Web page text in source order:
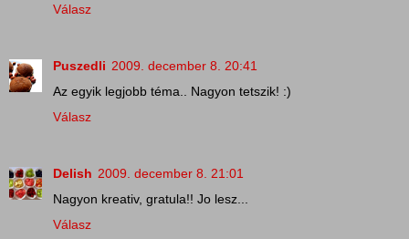
Válasz
Puszedli 2009. december 8. 20:41
Az egyik legjobb téma.. Nagyon tetszik! :)
Válasz
Delish 2009. december 8. 21:01
Nagyon kreativ, gratula!! Jo lesz...
Válasz